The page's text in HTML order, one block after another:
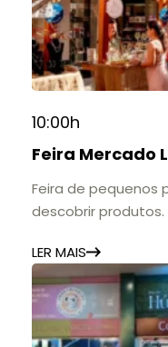
10:00h
Feira Mercado
Feira de pequenos
descobrir produtos.
LER MAIS